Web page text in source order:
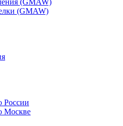
(GMAW)
(GMAW)
России
Москве